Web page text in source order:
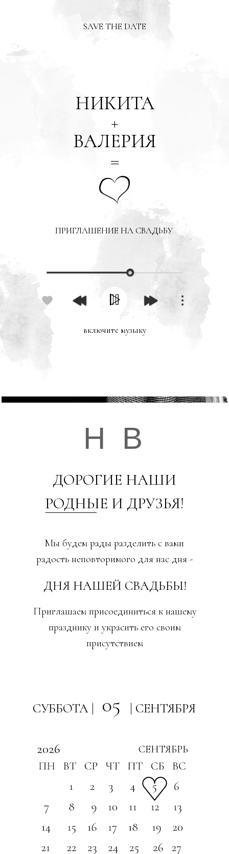
Н
Приглашаем присоединиться к нашему
празднику и украсить его своим
присутствием
Мы будем рады разделить с вами
радость неповторимого для нас дня -
В
ДОРОГИЕ НАШИ
РОДНЫЕ И ДРУЗЬЯ!
2026 СЕНТЯБРЬ
НИКИТА
+
ВАЛЕРИЯ
=
включите музыку
SAVE THE DATE
ПРИГЛАШЕНИЕ НА СВАДЬБУ
СУББОТА | | СЕНТЯБРЯ
05
ДНЯ НАШЕЙ СВАДЬБЫ!